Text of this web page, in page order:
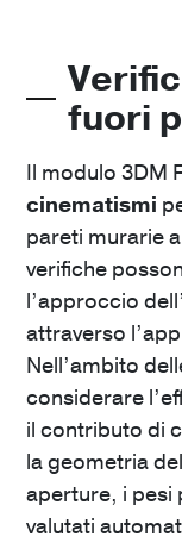
Modulo di
3D.
A partire da
45€
Scopri
fuori
Il modulo 3DM
cinematismi
pareti murarie
verifiche
l’approccio
attraverso
Nell’ambito
considerare
il contributo di
la geometria
aperture, i pesi
valutati